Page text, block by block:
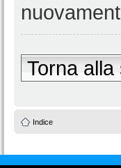
Torna
Indice